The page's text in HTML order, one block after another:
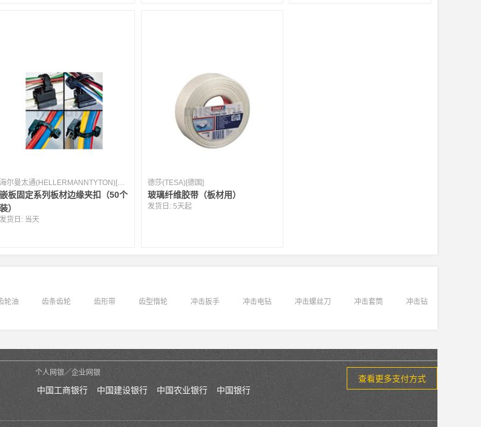
嵌板固定系列板材边缘夹扣（50个
装）
发货日: 当天
德莎(TESA)[德国]
玻璃纤维胶带（板材用）
发货日:5天起
轮油 齿条齿轮 齿形带 齿型惰轮 冲击扳手 冲击电钻 冲击螺丝刀 冲击套筒
冲击钻
个人网银／企业网银
中国工商银行 中国建设银行 中国农业银行 中国银行
查看更多支付方式